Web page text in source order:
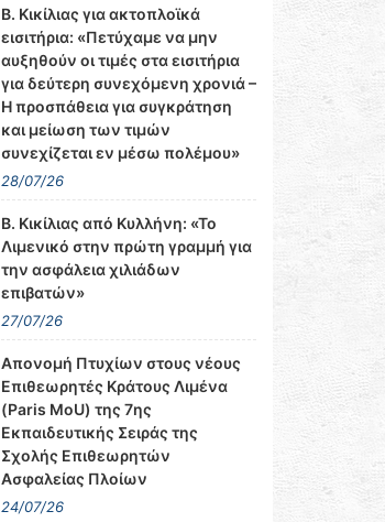
Β. Κικίλιας για ακτοπλοϊκά
εισιτήρια: «Πετύχαμε να μην
αυξηθούν οι τιμές στα εισιτήρια
για δεύτερη συνεχόμενη χρονιά –
Η προσπάθεια για συγκράτηση
και μείωση των τιμών
συνεχίζεται εν μέσω πολέμου»
28/07/26
Β. Κικίλιας από Κυλλήνη: «Το
Λιμενικό στην πρώτη γραμμή για
την ασφάλεια χιλιάδων
επιβατών»
27/07/26
Απονομή Πτυχίων στους νέους
Επιθεωρητές Κράτους Λιμένα
(Paris MoU) της 7ης
Εκπαιδευτικής Σειράς της
Σχολής Επιθεωρητών
Ασφαλείας Πλοίων
24/07/26